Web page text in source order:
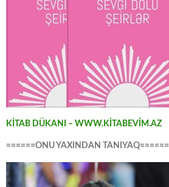
KİTAB DÜKANI – WWW.KİTABEVİM.AZ
======ONU YAXINDAN TANIYAQ======